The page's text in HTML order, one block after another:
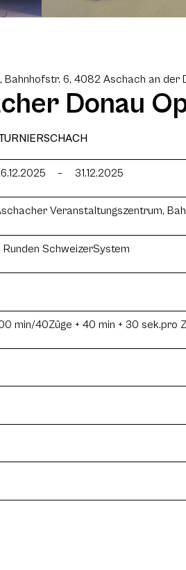
6, 4082 Aschach an der
Donau
– 31.12.2025
Veranstaltungszentrum,
Runden SchweizerSystem
min/40Züge + 40 min + 30 sek.pro